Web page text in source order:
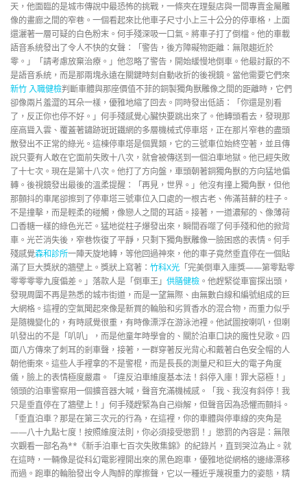
天，他面臨的是城市傳說中最恐怖的挑戰，一條夾在理髮店與一間專賣金屬雕
像的畫廊之間的窄巷。一個看起來比他車子尺寸小上三十公分的停車格，上面
還灑著一層可疑的白色粉末。何手殘深吸一口氣。將車子打了倒檔。他的車載
語音系統發出了令人不快的女聲：「警告，後方障礙物距離：無限趨近於
零。」「請考慮放棄治療。」他忽略了警告，開始緩慢地倒車。他最討厭的不
是語音系統，而是那兩塊永遠在關鍵時刻自動收折的後視鏡。當他需要它們來
新竹 入職健檢判斷車體與那座價值不菲的銅製獨角獸雕像之間的距離時，它們
卻像兩片羞澀的耳朵一樣，優雅地縮了回去。同時發出低語：「你還是別看
了，反正你也停不好。」何手殘感覺心臟快要跳出來了。他轉頭看去，發現那
座高聳入雲、覆蓋著鏽跡斑斑鐵網的多層機械式停車塔，正在那片窄巷的盡頭
散發出不正常的綠光。這棟停車塔是個異類，它的三號車位始終空著，並且傳
說只要有人敢在它面前失敗十八次，就會被傳送到一個泊車地獄。他已經失敗
了十七次。現在是第十八次。他打了方向盤，車頭朝著銅獨角獸的方向猛地偏
轉。後視鏡發出最後的溫柔提醒：「再見，世界。」他沒有撞上獨角獸，但他
那顫抖的車尾卻擦到了停車塔三號車位入口處的一根古老、佈滿苔蘚的柱子。
不是撞擊，而是輕柔的碰觸，像戀人之間的耳語。接著，一道濃郁的、像薄荷
口香糖一樣的綠色光芒。猛地從柱子爆發出來，瞬間吞噬了何手殘和他的掀背
車。光芒消失後，窄巷恢復了平靜，只剩下獨角獸雕像一臉困惑的表情。何手
殘感覺森和診所一陣天旋地轉，等他回過神來，他的車子竟然垂直停在一個貼
滿了巨大獎狀的牆壁上。獎狀上寫著： 竹科X光 「完美倒車入庫獎——第零點零
零零零零九度偏差。」落款人是「倒車王」 供膳健檢 。他趕緊從車窗探出頭，
發現周圍不再是熟悉的城市街道，而是一望無際、由無數白線和編號組成的巨
大網格。這裡的空氣聞起來像是新買的輪胎和劣質香水的混合物，而重力似乎
是隨機變化的，有時感覺很重，有時像漂浮在游泳池裡。他試圖按喇叭，但喇
叭發出的不是「叭叭」，而是他童年時學會的、關於泊車口訣的魔性兒歌。四
面八方傳來了刺耳的剎車聲，接著，一群穿著反光背心和戴著白色安全帽的人
朝他衝來。這些人手裡拿的不是警棍，而是長長的測量尺和巨大的電子角度
儀，臉上的表情極度嚴肅。「違反泊車維度基本法！斜停入庫！罪大惡極！」
領頭的泊車警察用一個擴音器大喊，聲音充滿機械感。「我、我沒有斜停！我
只是垂直停在了牆壁上！」何手殘趕緊為自己辯解，但聲音因為恐懼而顫抖。
「垂直泊車？那是在第三次元的行為，在這裡，你的車體與停車線的夾角是
——八十九點七度！按照維度法則，你必須接受懲罰！」懲罰的內容是：無限
次觀看一部名為**《新手泊車七百次失敗集錦》的紀錄片，直到哭泣為止。就
在這時，一輛像是從科幻電影裡開出來的黑色跑車，優雅地從網格的邊緣漂移
而過。跑車的輪胎發出令人陶醉的摩擦聲，它以一種近乎蔑視重力的姿態，精